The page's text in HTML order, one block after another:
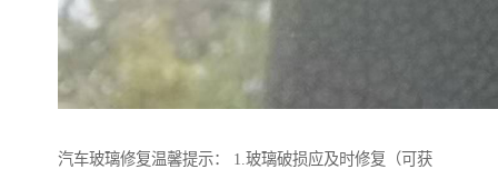
汽车玻璃修复温馨提示： 1.玻璃破损应及时修复（可获